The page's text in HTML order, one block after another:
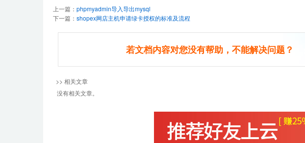
上一篇： phpmyadmin导入导出mysql
下一篇： shopex网店主机申请绿卡授权的标准及流程
若文档内容对您没有帮助，不能解决问题？
>> 相关文章
没有相关文章。